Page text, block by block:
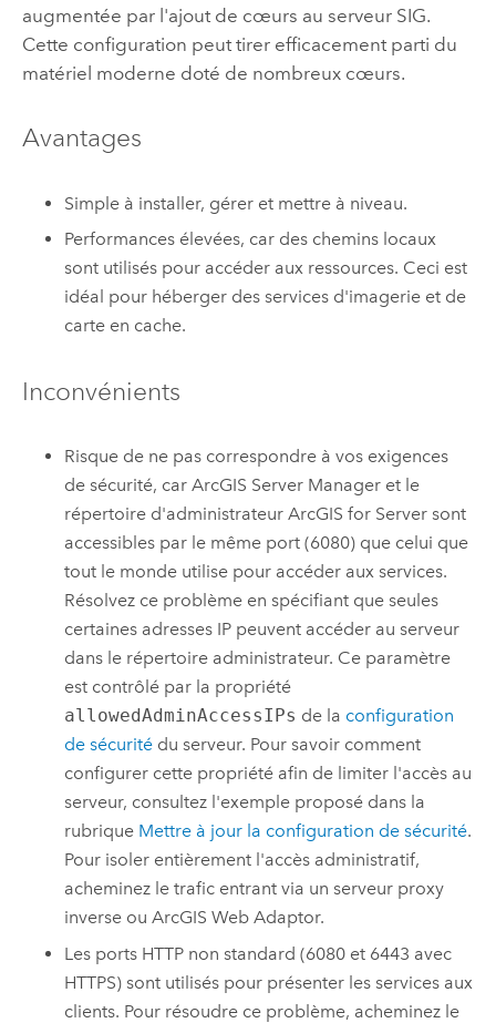
augmentée par l'ajout de cœurs au serveur SIG.
Cette configuration peut tirer efficacement parti du
matériel moderne doté de nombreux cœurs.
Avantages
Simple à installer, gérer et mettre à niveau.
Performances élevées, car des chemins locaux
sont utilisés pour accéder aux ressources. Ceci est
idéal pour héberger des services d'imagerie et de
carte en cache.
Inconvénients
Risque de ne pas correspondre à vos exigences
de sécurité, car ArcGIS Server Manager et le
répertoire d'administrateur ArcGIS for Server sont
accessibles par le même port (6080) que celui que
tout le monde utilise pour accéder aux services.
Résolvez ce problème en spécifiant que seules
certaines adresses IP peuvent accéder au serveur
dans le répertoire administrateur. Ce paramètre
est contrôlé par la propriété
allowedAdminAccessIPs de la configuration
de sécurité du serveur. Pour savoir comment
configurer cette propriété afin de limiter l'accès au
serveur, consultez l'exemple proposé dans la
rubrique Mettre à jour la configuration de sécurité.
Pour isoler entièrement l'accès administratif,
acheminez le trafic entrant via un serveur proxy
inverse ouArcGIS Web Adaptor.
Les ports HTTP non standard (6080 et 6443 avec
HTTPS) sont utilisés pour présenter les services aux
clients. Pour résoudre ce problème, acheminez le